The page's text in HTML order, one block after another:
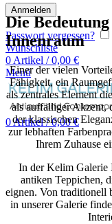
Anmelden
Passwort vergessen?
Wunschliste
0 Artikel / 0,00 €
Menü
0Artikel / 0,00€
Die
Innenraum
Einer der vielen
Fähigkeit, ein
als zentrales Element
als auffälliger Akzent,
der klassischen
zur lebhaften
Ihrem Zuhause
In der Kelim Galerie
antiken Teppichen,
eignen. Von traditionell
in unserer Galerie